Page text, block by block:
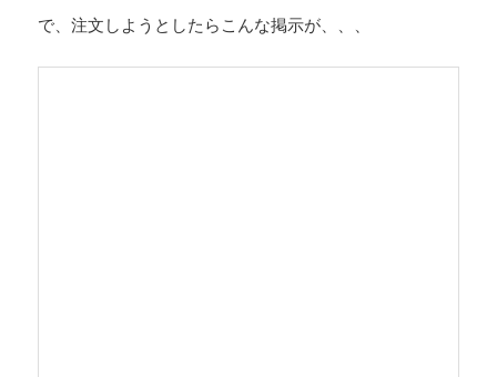
で、注文しようとしたらこんな掲示が、、、